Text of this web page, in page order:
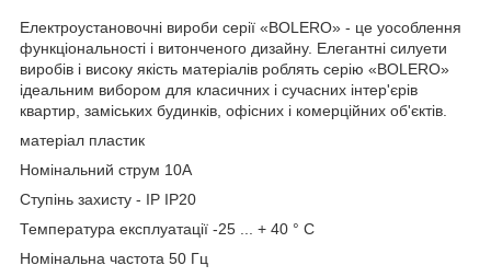
Електроустановочні вироби серії «BOLERO» - це уособлення
функціональності і витонченого дизайну. Елегантні силуети
виробів і високу якість матеріалів роблять серію «BOLERO»
ідеальним вибором для класичних і сучасних інтер'єрів
квартир, заміських будинків, офісних і комерційних об'єктів.
матеріал пластик
Номінальний струм 10A
Ступінь захисту - IP IP20
Температура експлуатації -25 ... + 40 ° C
Номінальна частота 50 Гц